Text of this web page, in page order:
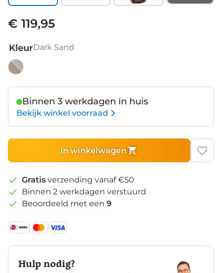
€ 119,95
KleurDark Sand
Sand
Binnen 3 werkdagen in huis
Bekijk winkel voorraad
In winkelwagen
Gratis verzending vanaf €50
Binnen 2 werkdagen verstuurd
Beoordeeld met een 9
Hulp nodig?